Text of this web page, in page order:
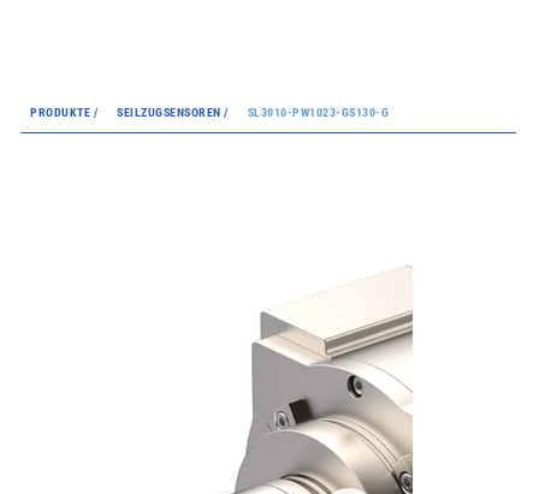
PRODUKTE / SEILZUGSENSOREN / SL3010-PW1023-GS130-G